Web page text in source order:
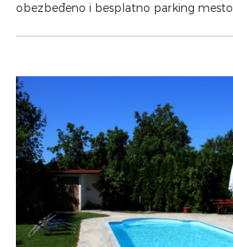
obezbeđeno i besplatno parking mesto.